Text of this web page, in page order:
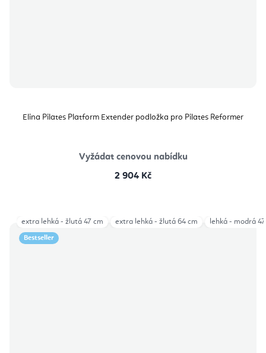
Elina Pilates Platform Extender podložka pro Pilates Reformer
Vyžádat cenovou nabídku
2 904 Kč
Bestseller
extra lehká - žlutá 47 cm extra lehká - žlutá 64 cm lehká - modrá